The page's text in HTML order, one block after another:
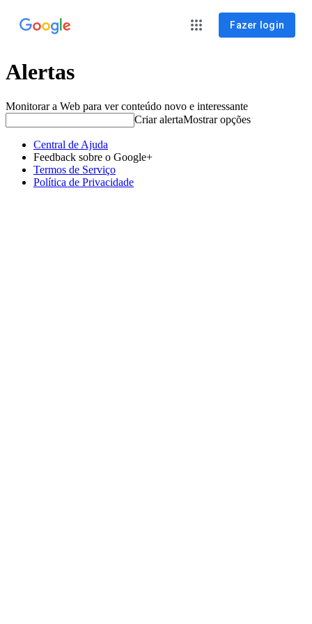
Fazer login
Alertas
Monitorar a Web para ver conteúdo novo e interessante
Criar alertaMostrar opções
Central de Ajuda
Feedback sobre o Google+
Termos de Serviço
Política de Privacidade